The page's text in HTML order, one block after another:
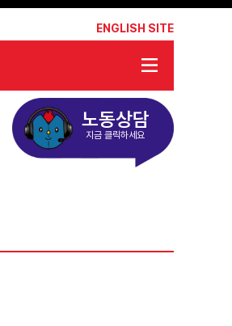
ENGLISH SITE
노동상담
지금 클릭하세요